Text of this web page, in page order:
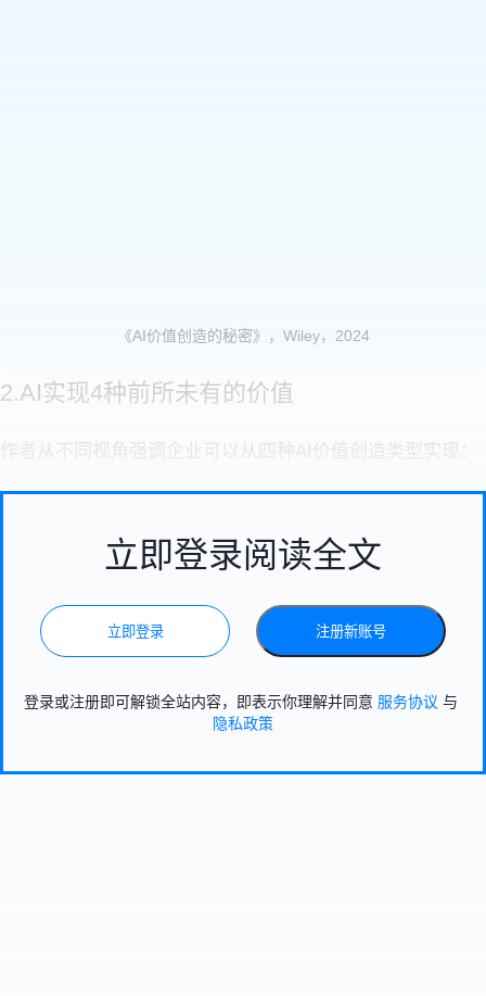
《AI价值创造的秘密》，Wiley，2024
2.AI实现4种前所未有的价值
作者从不同视角强调企业可以从四种AI价值创造类型实现：
立即登录阅读全文
立即登录 注册新账号
登录或注册即可解锁全站内容，即表示你理解并同意 服务协议 与
隐私政策